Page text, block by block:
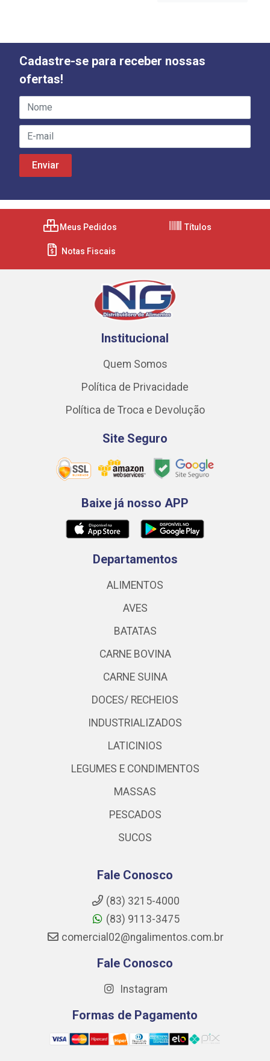
Cadastre-se para receber nossas
ofertas!
Meus Pedidos Títulos
Notas Fiscais
Institucional
Quem Somos
Política de Privacidade
Política de Troca e Devolução
Site Seguro
Baixe já nosso APP
Departamentos
ALIMENTOS
AVES
BATATAS
CARNE BOVINA
CARNE SUINA
DOCES/ RECHEIOS
INDUSTRIALIZADOS
LATICINIOS
LEGUMES E CONDIMENTOS
MASSAS
PESCADOS
SUCOS
Fale Conosco
(83) 3215-4000
(83) 9113-3475
comercial02@ngalimentos.com.br
Fale Conosco
Instagram
Formas de Pagamento